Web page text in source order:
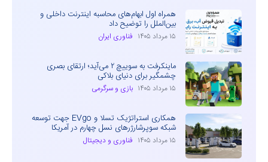
همراه اول ابهام‌های محاسبه اینترنت داخلی و
بین‌الملل را توضیح داد
۱۵ مرداد ۱۴۰۵ فناوری ایران
ماینکرفت به سوییچ ۲ می‌آید؛ ارتقای بصری
چشمگیر برای دنیای بلاکی
۱۵ مرداد ۱۴۰۵ بازی و سرگرمی
همکاری استراتژیک تسلا و EVgo جهت توسعه
شبکه سوپرشارژرهای نسل چهارم در آمریکا
۱۵ مرداد ۱۴۰۵ فناوری و دیجیتال